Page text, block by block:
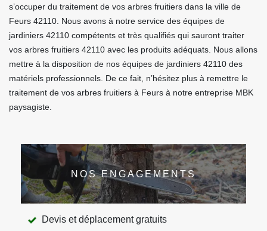
s’occuper du traitement de vos arbres fruitiers dans la ville de
Feurs 42110. Nous avons à notre service des équipes de
jardiniers 42110 compétents et très qualifiés qui sauront traiter
vos arbres fruitiers 42110 avec les produits adéquats. Nous allons
mettre à la disposition de nos équipes de jardiniers 42110 des
matériels professionnels. De ce fait, n’hésitez plus à remettre le
traitement de vos arbres fruitiers à Feurs à notre entreprise MBK
paysagiste.
NOS ENGAGEMENTS
Devis et déplacement gratuits